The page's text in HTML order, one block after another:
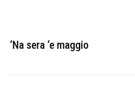
‘Na sera ‘e maggio